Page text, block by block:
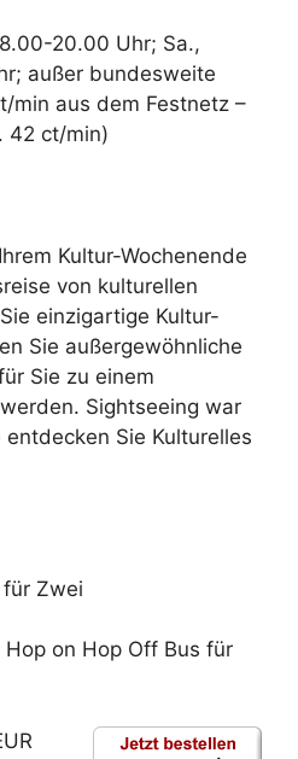
20.00 Uhr; Sa.,
außer bundesweite
min aus dem Festnetz –
42 ct/min)
Kultur-Wochenende
von kulturellen
einzigartige Kultur-
Sie außergewöhnliche
Sie zu einem
Sightseeing war
Sie Kulturelles
Zwei
on Hop Off Bus für